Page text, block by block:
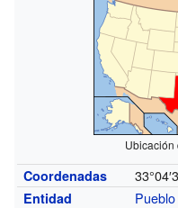
Ubicación
Coordenadas
Entidad
Pueblo